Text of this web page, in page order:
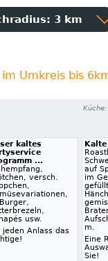
3 km
Umkreis bis
kaltes
...
versch.
usw.
jeden Anlass das
auf
im
m.
Eine
Sie!